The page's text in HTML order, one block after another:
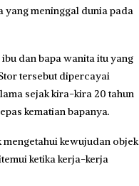
yang meninggal dunia pada
dan bapa wanita itu yang
tersebut dipercayai
sejak kira-kira 20 tahun
kematian bapanya.
mengetahui kewujudan objek
ketika kerja-kerja